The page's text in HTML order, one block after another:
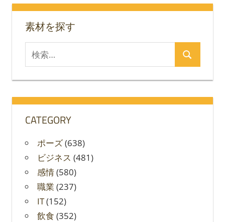
送
り
素材を探す
索
対
検
CATEGORY
ポーズ(638)
ビジネス (481)
感情(580)
職業 (237)
IT(152)
飲食 (352)